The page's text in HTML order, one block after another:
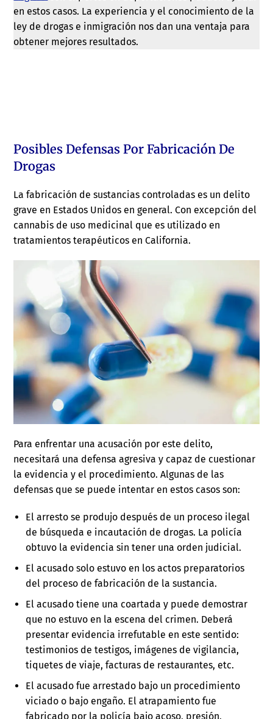
en estos casos. La experiencia y el conocimiento de la
ley de drogas e inmigración nos dan una ventaja para
obtener mejores resultados.
Posibles Defensas Por Fabricación De
Drogas
La fabricación de sustancias controladas es un delito
grave en Estados Unidos en general. Con excepción del
cannabis de uso medicinal que es utilizado en
tratamientos terapéuticos en California.
Para enfrentar una acusación por este delito,
necesitará una defensa agresiva y capaz de cuestionar
la evidencia y el procedimiento. Algunas de las
defensas que se puede intentar en estos casos son:
El arresto se produjo después de un proceso ilegal
de búsqueda e incautación de drogas. La policía
obtuvo la evidencia sin tener una orden judicial.
El acusado solo estuvo en los actos preparatorios
del proceso de fabricación de la sustancia.
El acusado tiene una coartada y puede demostrar
que no estuvo en la escena del crimen. Deberá
presentar evidencia irrefutable en este sentido:
testimonios de testigos, imágenes de vigilancia,
tiquetes de viaje, facturas de restaurantes, etc.
El acusado fue arrestado bajo un procedimiento
viciado o bajo engaño. El atrapamiento fue
fabricado por la policía bajo acoso, presión,